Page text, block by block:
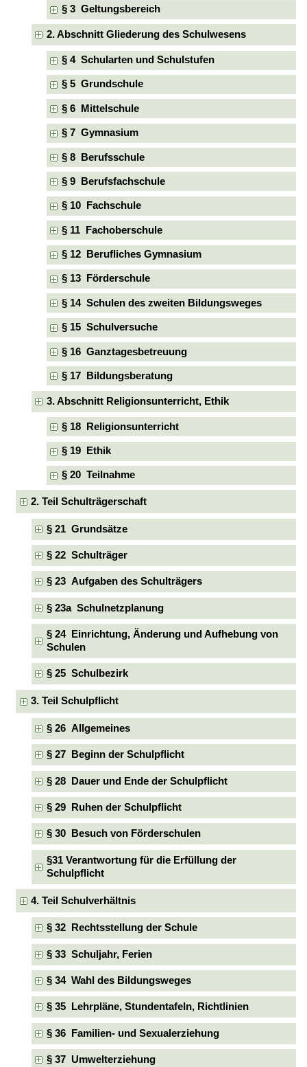
§ 3 Geltungsbereich
2. Abschnitt Gliederung des Schulwesens
§ 4 Schularten und Schulstufen
§ 5 Grundschule
§ 6 Mittelschule
§ 7 Gymnasium
§ 8 Berufsschule
§ 9 Berufsfachschule
§ 10 Fachschule
§ 11 Fachoberschule
§ 12 Berufliches Gymnasium
§ 13 Förderschule
§ 14 Schulen des zweiten Bildungsweges
§ 15 Schulversuche
§ 16 Ganztagesbetreuung
§ 17 Bildungsberatung
3. Abschnitt Religionsunterricht, Ethik
§ 18 Religionsunterricht
§ 19 Ethik
§ 20 Teilnahme
2. Teil Schulträgerschaft
§ 21 Grundsätze
§ 22 Schulträger
§ 23 Aufgaben des Schulträgers
§ 23a Schulnetzplanung
§ 24 Einrichtung, Änderung und Aufhebung von
Schulen
§ 25 Schulbezirk
3. Teil Schulpflicht
§ 26 Allgemeines
§ 27 Beginn der Schulpflicht
§ 28 Dauer und Ende der Schulpflicht
§ 29 Ruhen der Schulpflicht
§ 30 Besuch von Förderschulen
§31 Verantwortung für die Erfüllung der
Schulpflicht
4. Teil Schulverhältnis
§ 32 Rechtsstellung der Schule
§ 33 Schuljahr, Ferien
§ 34 Wahl des Bildungsweges
§ 35 Lehrpläne, Stundentafeln, Richtlinien
§ 36 Familien- und Sexualerziehung
§ 37 Umwelterziehung